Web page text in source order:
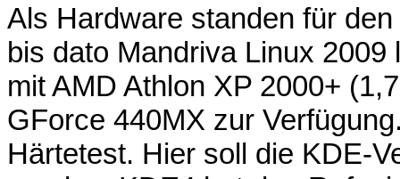
Als Hardware standen für
bis dato Mandriva Linux
mit AMD Athlon XP 2000+
GForce 440MX zur
Härtetest. Hier soll die KDE-